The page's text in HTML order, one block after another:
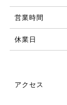
営業時間
休業日
アクセス